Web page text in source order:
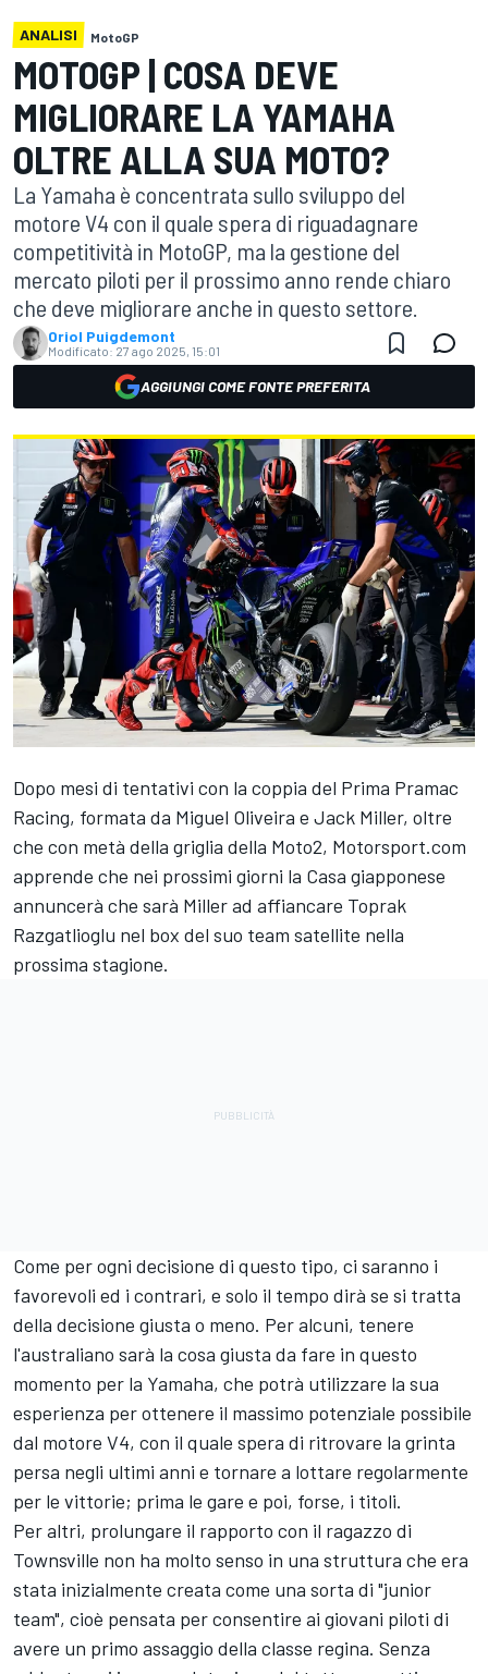
ANALISI MotoGP
MOTOGP | COSA DEVE
MIGLIORARE LA YAMAHA
OLTRE ALLA SUA MOTO?
La Yamaha è concentrata sullo sviluppo del
motore V4 con il quale spera di riguadagnare
competitività in MotoGP, ma la gestione del
mercato piloti per il prossimo anno rende chiaro
che deve migliorare anche in questo settore.
Oriol Puigdemont
Modificato: 27 ago 2025, 15:01
AGGIUNGI COME FONTE PREFERITA
Dopo mesi di tentativi con la coppia del Prima Pramac
Racing, formata da Miguel Oliveira e Jack Miller, oltre
che con metà della griglia della Moto2, Motorsport.com
apprende che nei prossimi giorni la Casa giapponese
annuncerà che sarà Miller ad affiancare Toprak
Razgatlioglu nel box del suo team satellite nella
prossima stagione.
Come per ogni decisione di questo tipo, ci saranno i
favorevoli ed i contrari, e solo il tempo dirà se si tratta
della decisione giusta o meno. Per alcuni, tenere
l'australiano sarà la cosa giusta da fare in questo
momento per la Yamaha, che potrà utilizzare la sua
esperienza per ottenere il massimo potenziale possibile
dal motore V4, con il quale spera di ritrovare la grinta
persa negli ultimi anni e tornare a lottare regolarmente
per le vittorie; prima le gare e poi, forse, i titoli.
Per altri, prolungare il rapporto con il ragazzo di
Townsville non ha molto senso in una struttura che era
stata inizialmente creata come una sorta di "junior
team", cioè pensata per consentire ai giovani piloti di
avere un primo assaggio della classe regina. Senza